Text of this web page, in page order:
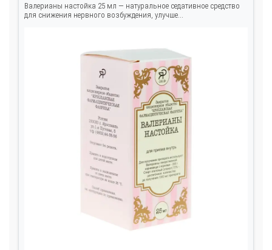
Валерианы настойка 25 мл — натуральное седативное средство
для снижения нервного возбуждения, улучше...